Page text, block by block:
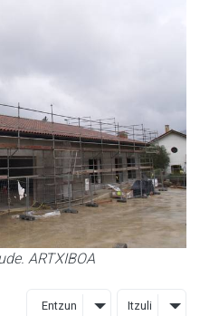
ARTXIBOA
Entzun Itzuli